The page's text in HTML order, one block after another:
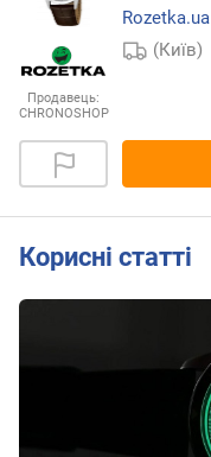
Продавець:
CHRONOSHOP
Rozetka.ua
(Київ)
Корисні статті